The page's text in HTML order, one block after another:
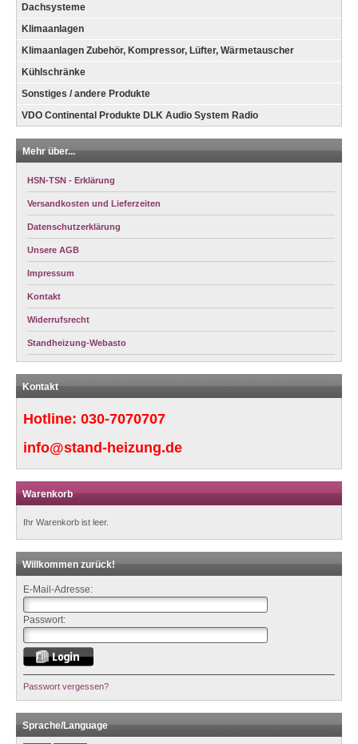
Dachsysteme
Klimaanlagen
Klimaanlagen Zubehör, Kompressor, Lüfter, Wärmetauscher
Kühlschränke
Sonstiges / andere Produkte
VDO Continental Produkte DLK Audio System Radio
Mehr über...
HSN-TSN - Erklärung
Versandkosten und Lieferzeiten
Datenschutzerklärung
Unsere AGB
Impressum
Kontakt
Widerrufsrecht
Standheizung-Webasto
Kontakt
Hotline: 030-7070707
info@stand-heizung.de
Warenkorb
Ihr Warenkorb ist leer.
Willkommen zurück!
E-Mail-Adresse:
Passwort:
Passwort vergessen?
Sprache/Language